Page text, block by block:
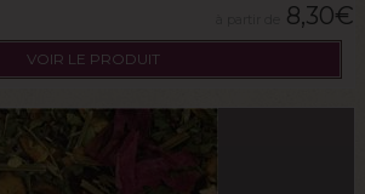
8,30€
VOIR LE PRODUIT